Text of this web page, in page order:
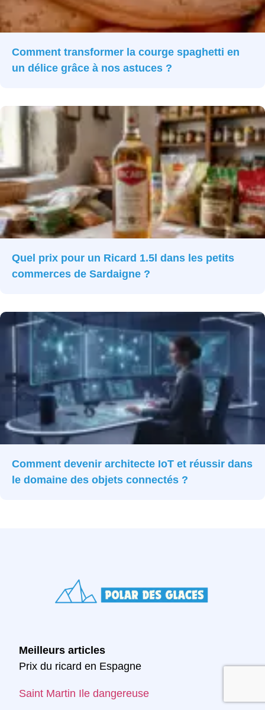
Comment transformer la courge spaghetti en
un délice grâce à nos astuces ?
Quel prix pour un Ricard 1.5l dans les petits
commerces de Sardaigne ?
Comment devenir architecte IoT et réussir dans
le domaine des objets connectés ?
Meilleurs articles
Prix du ricard en Espagne
Saint Martin Ile dangereuse